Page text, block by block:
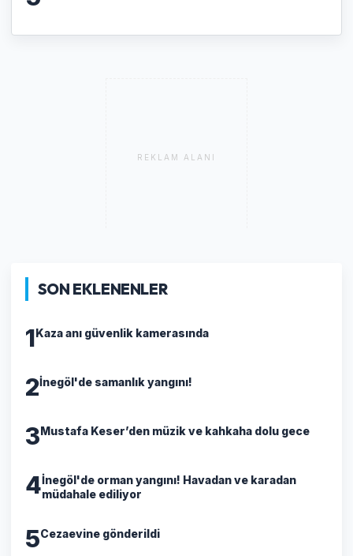
REKLAM ALANI
SON EKLENENLER
1Kaza anı güvenlik kamerasında
2İnegöl'de samanlık yangını!
3Mustafa Keser’den müzik ve kahkaha dolu gece
4İnegöl'de orman yangını! Havadan ve karadan
müdahale ediliyor
5Cezaevine gönderildi